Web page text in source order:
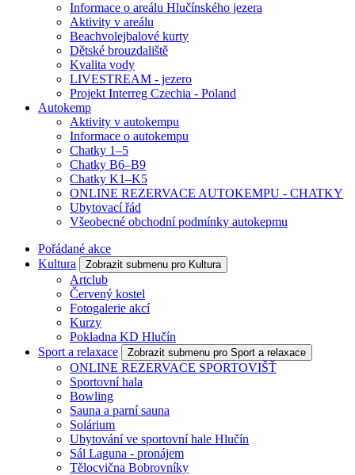
Informace o areálu Hlučínského jezera
Aktivity v areálu
Beachvolejbalové kurty
Dětské brouzdaliště
Kvalita vody
LIVESTREAM - jezero
Projekt Interreg Czechia - Poland
Autokemp
Aktivity v autokempu
Informace o autokempu
Chatky 1–5
Chatky B6–B9
Chatky K1–K5
ONLINE REZERVACE AUTOKEMPU - CHATKY
Ubytovací řád
Všeobecné obchodní podmínky autokepmu
Pořádané akce
Kultura
Zobrazit submenu pro Kultura
Artclub
Červený kostel
Fotogalerie akcí
Kurzy
Pokladna KD Hlučín
Sport a relaxace
Zobrazit submenu pro Sport a relaxace
ONLINE REZERVACE SPORTOVIŠŤ
Sportovní hala
Bowling
Sauna a parní sauna
Solárium
Ubytování ve sportovní hale Hlučín
Sál Laguna - pronájem
Tělocvična Bobrovníky